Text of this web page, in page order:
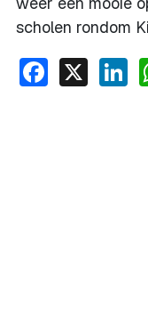
scholen rondom
X